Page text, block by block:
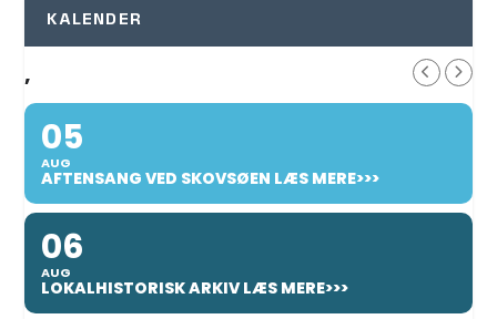
KALENDER
,
05
AUG
AFTENSANG VED SKOVSØEN LÆS MERE>>>
06
AUG
LOKALHISTORISK ARKIV LÆS MERE>>>